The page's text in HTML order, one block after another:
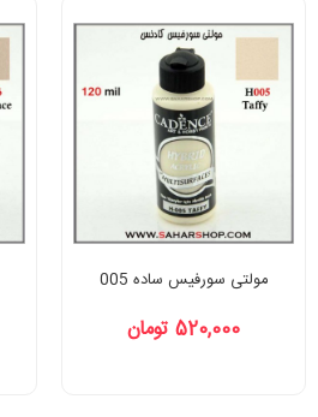
مولتی سورفیس ساده 005
520,000 تومان